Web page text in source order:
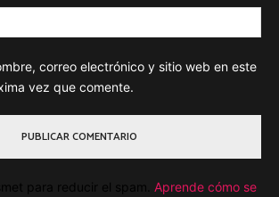
correo electrónico y sitio web en este
vez que comente.
para reducir el spam. Aprende cómo se